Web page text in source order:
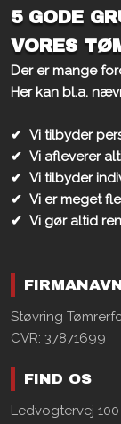
5 GODE
VORES
Der er mange
​Her kan bl.a.
✔ ​Vi tilbyder
✔ ​Vi afleverer
✔ Vi tilbyder
✔ Vi er meget
✔ Vi gør altid
Støvring
CVR: ​37871699
FIND OS
Ledvogtervej 100